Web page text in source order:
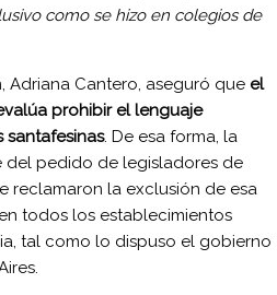
como se hizo en colegios de
Adriana Cantero, aseguró que el
prohibir el lenguaje
santafesinas. De esa forma, la
del pedido de legisladores de
reclamaron la exclusión de esa
todos los establecimientos
tal como lo dispuso el gobierno